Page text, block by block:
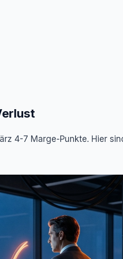
4-7 Marge-Punkte. Hier